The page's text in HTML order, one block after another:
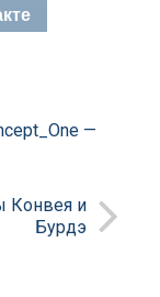
—
Конвея и
Бурдэ